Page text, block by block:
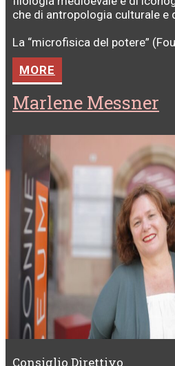
che di antropologia culturale e
La “microfisica del potere”
MORE
Marlene Messner
Consiglio Direttivo